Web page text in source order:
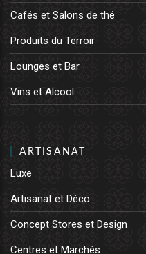
Cafés et Salons de thé
Produits du Terroir
Lounges et Bar
Vins et Alcool
ARTISANAT
Luxe
Artisanat et Déco
Concept Stores et Design
Centres et Marchés